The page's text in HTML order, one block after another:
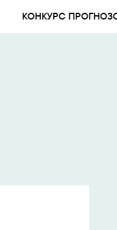
КОНКУРС